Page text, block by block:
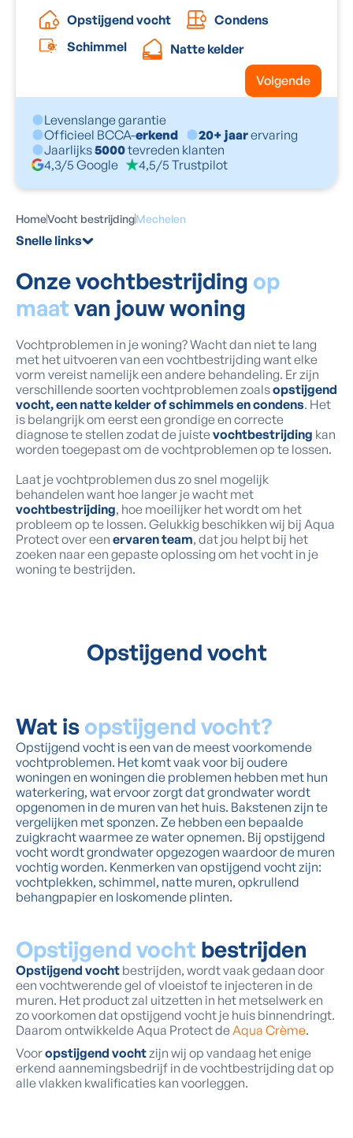
Opstijgend vocht
Condens
Schimmel
Natte kelder
Volgende
Levenslange garantie
Officieel BCCA-erkend 20+ jaarervaring
Jaarlijks5000tevreden klanten
4,3/5 Google
4,5/5 Trustpilot
HomeVocht bestrijdingMechelen
Snelle links
Onze vochtbestrijding op
maat van jouw woning
Vochtproblemen in je woning? Wacht dan niet te lang
met het uitvoeren van een vochtbestrijding want elke
vorm vereist namelijk een andere behandeling. Er zijn
verschillende soorten vochtproblemen zoalsopstijgend
vocht, een natte kelder of schimmels en condens. Het
is belangrijk om eerst een grondige en correcte
diagnose te stellen zodat de juistevochtbestrijding kan
worden toegepast om de vochtproblemen op te lossen.
Laat je vochtproblemen dus zo snel mogelijk
behandelen want hoe langer je wacht met
vochtbestrijding, hoe moeilijker het wordt om het
probleem op te lossen. Gelukkig beschikken wij bij Aqua
Protect over een ervaren team, dat jou helpt bij het
zoeken naar een gepaste oplossing om het vocht in je
woning te bestrijden.
Opstijgend vocht
Wat is opstijgend vocht?
Opstijgend vocht is een van de meest voorkomende
vochtproblemen. Het komt vaak voor bij oudere
woningen en woningen die problemen hebben met hun
waterkering, wat ervoor zorgt dat grondwater wordt
opgenomen in de muren van het huis. Bakstenen zijn te
vergelijken met sponzen. Ze hebben een bepaalde
zuigkracht waarmee ze water opnemen. Bij opstijgend
vocht wordt grondwater opgezogen waardoor de muren
vochtig worden. Kenmerken van opstijgend vocht zijn:
vochtplekken, schimmel, natte muren, opkrullend
behangpapier en loskomende plinten.
Opstijgend vocht bestrijden
Opstijgend vocht bestrijden, wordt vaak gedaan door
een vochtwerende gel of vloeistof te injecteren in de
muren. Het product zal uitzetten in het metselwerk en
zo voorkomen dat opstijgend vocht je huis binnendringt.
Daarom ontwikkelde Aqua Protect de Aqua Crème.
Vooropstijgend vochtzijn wij op vandaag het enige
erkend aannemingsbedrijf in de vochtbestrijding dat op
alle vlakken kwalificaties kan voorleggen.